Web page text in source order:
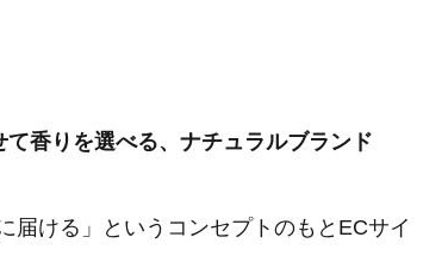
香りを選べる、ナチュラルブランド
届ける」というコンセプトのもとECサイ